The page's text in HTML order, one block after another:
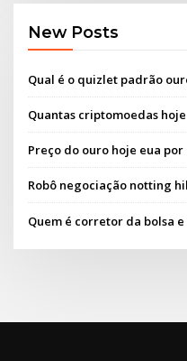
New Posts
Qual é o quizlet padrão
Quantas criptomoedas hoje
Preço do ouro hoje eua
Robô negociação notting
Quem é corretor da bolsa e